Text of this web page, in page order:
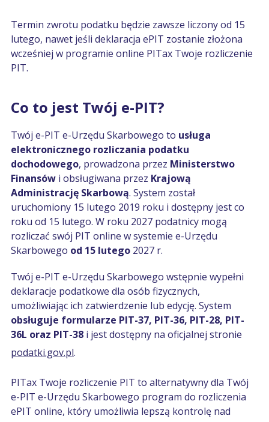
Termin zwrotu podatku będzie zawsze liczony od 15
lutego, nawet jeśli deklaracja ePIT zostanie złożona
wcześniej w programie online PITax Twoje rozliczenie
PIT.
Co to jest Twój e-PIT?
Twój e-PIT e-Urzędu Skarbowego to usługa
elektronicznego rozliczania podatku
dochodowego, prowadzona przez Ministerstwo
Finansów i obsługiwana przez Krajową
Administrację Skarbową. System został
uruchomiony 15 lutego 2019 roku i dostępny jest co
roku od 15 lutego. W roku 2027 podatnicy mogą
rozliczać swój PIT online w systemie e-Urzędu
Skarbowego od 15 lutego 2027 r.
Twój e-PIT e-Urzędu Skarbowego wstępnie wypełni
deklaracje podatkowe dla osób fizycznych,
umożliwiając ich zatwierdzenie lub edycję. System
obsługuje formularze PIT-37, PIT-36, PIT-28, PIT-
36L oraz PIT-38 i jest dostępny na oficjalnej stronie
podatki.gov.pl.
PITax Twoje rozliczenie PIT to alternatywny dla Twój
e-PIT e-Urzędu Skarbowego program do rozliczenia
ePIT online, który umożliwia lepszą kontrolę nad